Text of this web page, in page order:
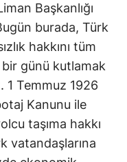
Başkanlığı
burada, Türk
hakkını tüm
günü kutlamak
1 Temmuz 1926
Kanunu ile
taşıma hakkı
vatandaşlarına